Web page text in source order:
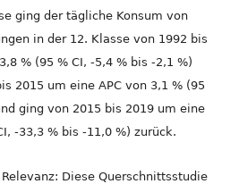
ging der tägliche Konsum von
in der 12. Klasse von 1992 bis
% (95 % CI, -5,4 % bis -2,1 %)
2015 um eine APC von 3,1 % (95
ging von 2015 bis 2019 um eine
-33,3 % bis -11,0 %) zurück.
Diese Querschnittsstudie